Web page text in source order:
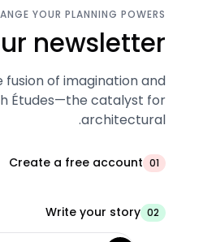
YOUR PLANNING POWERS
newsletter.
fusion of imagination and
Études—the catalyst for
architectural.
01
Create a free account
02
Write your story